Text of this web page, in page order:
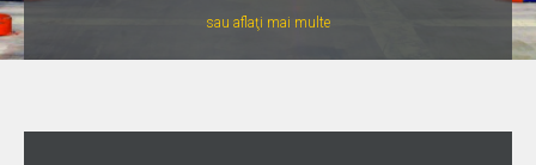
sau aflaţi mai multe